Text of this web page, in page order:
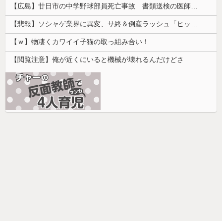
【広島】廿日市の中学野球部員死亡事故 書類送検の医師、別人のCT画像で診察した疑い 頭部出血に気づかなかった可能性
【悲報】ソシャゲ業界に異変、サ終＆倒産ラッシュ「ヒット一本で一攫千金」は過去の話に
【ｗ】物凄くカワイイ子猫の取っ組み合い！
【閲覧注意】俺が近くにいると機械が壊れるんだけどさ